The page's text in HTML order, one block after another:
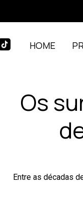
HOME
Os
Entre as décadas